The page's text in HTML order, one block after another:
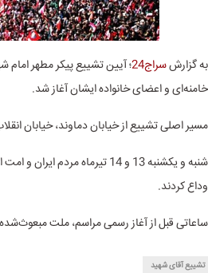
به گزارشسراج24
؛ آیین تشییع پیکر مطهر
خامنه‌ای و اعضای خانواده ایشان آغاز شد.
مسیر اصلی تشییع از خیابان دماوند، خیابان
وداع کردند.
ساعاتی قبل از آغاز رسمی مراسم، ملت
تشییع آقای شهید